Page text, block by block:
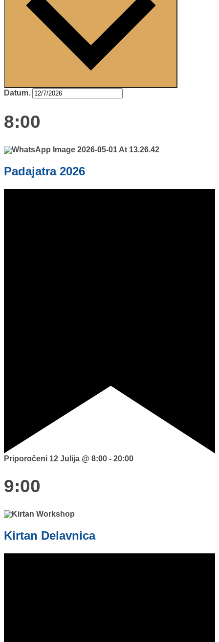
Datum.
8:00
Padajatra 2026
Priporočeni 12 Julija @ 8:00 - 20:00
9:00
Kirtan Delavnica